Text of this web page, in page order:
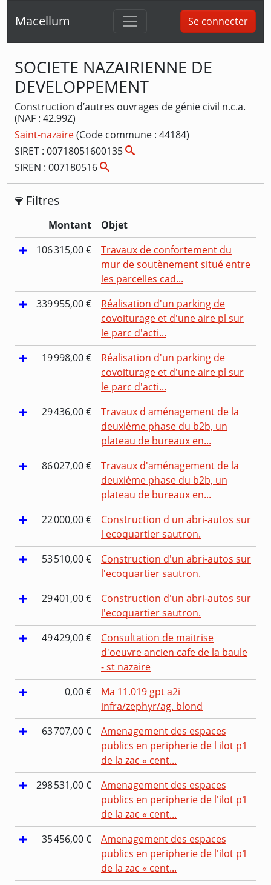
Macellum Se connecter
SOCIETE NAZAIRIENNE DE
DEVELOPPEMENT
Construction d’autres ouvrages de génie civil n.c.a.
(NAF : 42.99Z)
Saint-nazaire(Code commune : 44184)
SIRET : 00718051600135
SIREN : 007180516
Filtres
Montant
Objet
106 315,00 €
Travaux de confortement du
mur de soutènement situé entre
les parcelles cad...
339 955,00 €
Réalisation d'un parking de
covoiturage et d'une aire pl sur
le parc d'acti...
19 998,00 €
Réalisation d'un parking de
covoiturage et d'une aire pl sur
le parc d'acti...
29 436,00 €
Travaux d aménagement de la
deuxième phase du b2b, un
plateau de bureaux en...
86 027,00 €
Travaux d'aménagement de la
deuxième phase du b2b, un
plateau de bureaux en...
22 000,00 €
Construction d un abri-autos sur
l ecoquartier sautron.
53 510,00 €
Construction d'un abri-autos sur
l'ecoquartier sautron.
29 401,00 €
Construction d'un abri-autos sur
l'ecoquartier sautron.
49 429,00 €
Consultation de maitrise
d'oeuvre ancien cafe de la baule
- st nazaire
0,00 €
Ma 11.019 gpt a2i
infra/zephyr/ag. blond
63 707,00 €
Amenagement des espaces
publics en peripherie de l ilot p1
de la zac « cent...
298 531,00 €
Amenagement des espaces
publics en peripherie de l'ilot p1
de la zac « cent...
35 456,00 €
Amenagement des espaces
publics en peripherie de l'ilot p1
de la zac « cent...